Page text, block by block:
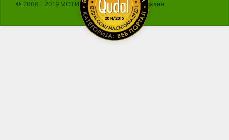
© 2006 - 2019 МОТИКА, Сите права се задржани